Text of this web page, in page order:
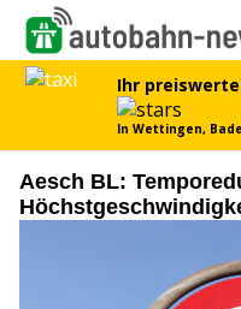
Aesch BL: